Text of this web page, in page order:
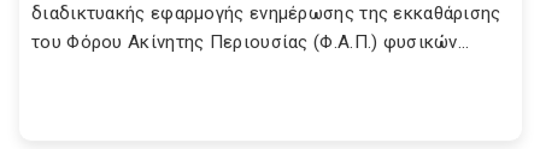
διαδικτυακής εφαρμογής ενημέρωσης της εκκαθάρισης
του Φόρου Ακίνητης Περιουσίας (Φ.Α.Π.) φυσικών...